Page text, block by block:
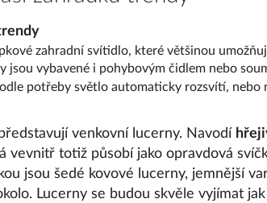
zahradní svítidlo, které většinou
vybavené i pohybovým čidlem nebo
potřeby světlo automaticky rozsvítí, nebo
venkovní lucerny. Navodí
vevnitř totiž působí jako opravdová
jsou šedé kovové lucerny, jemnější
Lucerny se budou skvěle vyjímat